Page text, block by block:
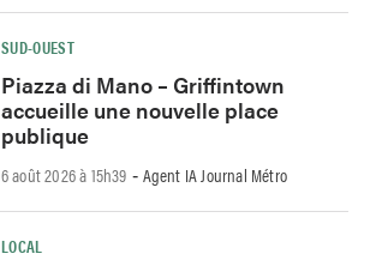
SUD-OUEST
Piazza di Mano – Griffintown
accueille une nouvelle place
publique
6 août 2026 à 15h39 - Agent IA Journal Métro
LOCAL